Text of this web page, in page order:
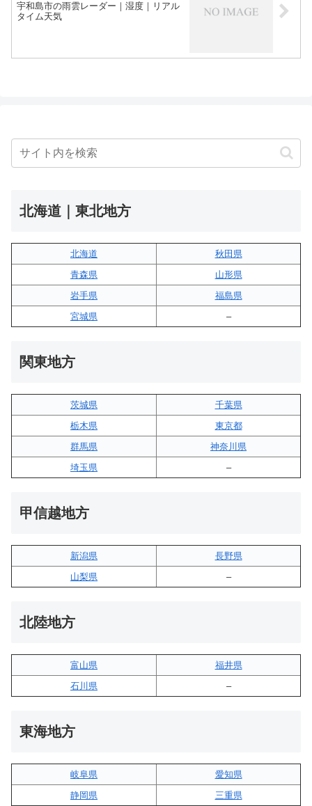
宇和島市の雨雲レーダー｜湿度｜リアル
タイム天気
北海道｜東北地方
北海道
秋田県
青森県
山形県
岩手県
福島県
宮城県
–
関東地方
茨城県
千葉県
栃木県
東京都
群馬県
神奈川県
埼玉県
–
甲信越地方
新潟県
長野県
山梨県
–
北陸地方
富山県
福井県
石川県
–
東海地方
岐阜県
愛知県
静岡県
三重県